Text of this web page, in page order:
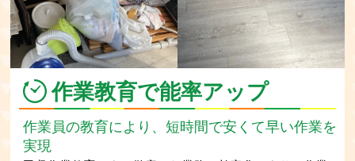
作業教育で能率アップ
作業員の教育により、短時間で安くて早い作業を
実現